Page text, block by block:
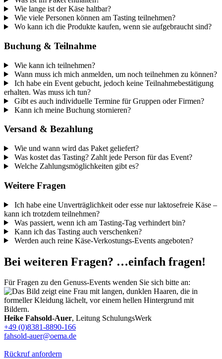
Wie lange ist der Käse haltbar?
Wie viele Personen können am Tasting teilnehmen?
Wo kann ich die Produkte kaufen, wenn sie aufgebraucht sind?
Buchung & Teilnahme
Wie kann ich teilnehmen?
Wann muss ich mich anmelden, um noch teilnehmen zu können?
Ich habe ein Event gebucht, jedoch keine Teilnahmebestätigung
erhalten. Was muss ich tun?
Gibt es auch individuelle Termine für Gruppen oder Firmen?
Kann ich meine Buchung stornieren?
Versand & Bezahlung
Wie und wann wird das Paket geliefert?
Was kostet das Tasting? Zahlt jede Person für das Event?
Welche Zahlungsmöglichkeiten gibt es?
Weitere Fragen
Ich habe eine Unverträglichkeit oder esse nur laktosefreie Käse –
kann ich trotzdem teilnehmen?
Was passiert, wenn ich am Tasting-Tag verhindert bin?
Kann ich das Tasting auch verschenken?
Werden auch reine Käse-Verkostungs-Events angeboten?
Bei weiteren Fragen? …einfach fragen!
Für Fragen zu den Genuss-Events wenden Sie sich bitte an:
Heike Fahsold-Auer, Leitung SchulungsWerk
+49 (0)8381-8890-166
fahsold-auer@oema.de
Rückruf anfordern